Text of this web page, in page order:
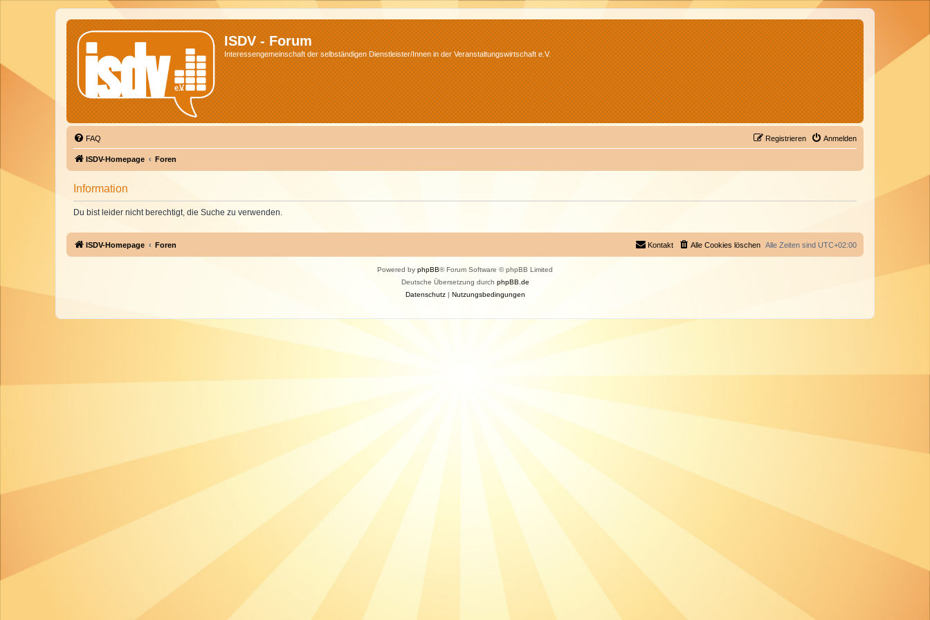
ISDV - Forum
Interessengemeinschaft der selbständigen Dienstleister/Innen in der Veranstaltungswirtschaft e.V.
FAQ Anmelden
Registrieren
ISDV-Homepage Foren
Information
Du bist leider nicht berechtigt, die Suche zu verwenden.
ISDV-Homepage Foren Alle Zeiten sind UTC+02:00
Alle Cookies löschen
Kontakt
Powered by phpBB® Forum Software © phpBB Limited
Deutsche Übersetzung durch phpBB.de
Datenschutz| Nutzungsbedingungen